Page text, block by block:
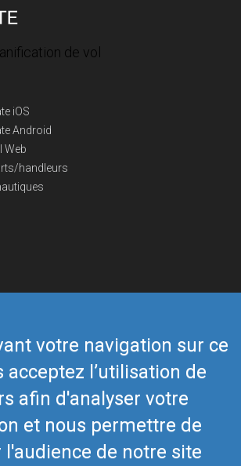
votre navigation sur ce
acceptez l’utilisation de
afin d'analyser votre
et nous permettre de
l'audience de notre site
de vol
iOS
Android
Web
handleurs
+352 26441835
418-592-8862